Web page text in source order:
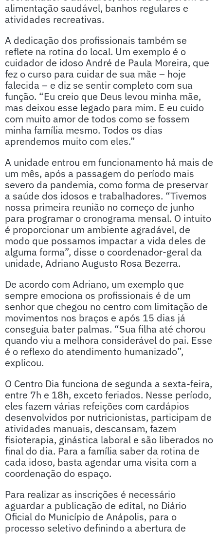
alimentação saudável, banhos regulares e
atividades recreativas.
A dedicação dos profissionais também se
reflete na rotina do local. Um exemplo é o
cuidador de idoso André de Paula Moreira, que
fez o curso para cuidar de sua mãe – hoje
falecida – e diz se sentir completo com sua
função. “Eu creio que Deus levou minha mãe,
mas deixou esse legado para mim. E eu cuido
com muito amor de todos como se fossem
minha família mesmo. Todos os dias
aprendemos muito com eles.”
A unidade entrou em funcionamento há mais de
um mês, após a passagem do período mais
severo da pandemia, como forma de preservar
a saúde dos idosos e trabalhadores. “Tivemos
nossa primeira reunião no começo de junho
para programar o cronograma mensal. O intuito
é proporcionar um ambiente agradável, de
modo que possamos impactar a vida deles de
alguma forma”, disse o coordenador-geral da
unidade, Adriano Augusto Rosa Bezerra.
De acordo com Adriano, um exemplo que
sempre emociona os profissionais é de um
senhor que chegou no centro com limitação de
movimentos nos braços e após 15 dias já
conseguia bater palmas. “Sua filha até chorou
quando viu a melhora considerável do pai. Esse
é o reflexo do atendimento humanizado”,
explicou.
O Centro Dia funciona de segunda a sexta-feira,
entre 7h e 18h, exceto feriados. Nesse período,
eles fazem várias refeições com cardápios
desenvolvidos por nutricionistas, participam de
atividades manuais, descansam, fazem
fisioterapia, ginástica laboral e são liberados no
final do dia. Para a família saber da rotina de
cada idoso, basta agendar uma visita com a
coordenação do espaço.
Para realizar as inscrições é necessário
aguardar a publicação de edital, no Diário
Oficial do Município de Anápolis, para o
processo seletivo definindo a abertura de